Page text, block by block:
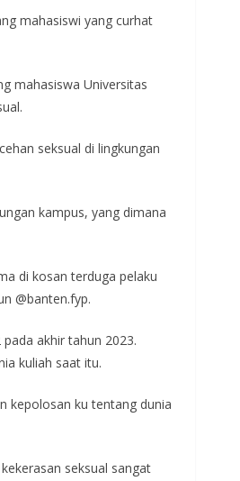
mahasiswi yang curhat
mahasiswa Universitas
seksual di lingkungan
kampus, yang dimana
di kosan terduga pelaku
@banten.fyp.
akhir tahun 2023.
kuliah saat itu.
kepolosan ku tentang dunia
seksual sangat